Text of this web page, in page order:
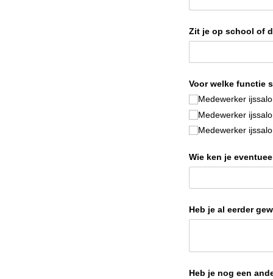
Zit je op school of
Voor welke functie
Medewerker
Medewerker
Medewerker
Wie ken je
Heb je al eerder
Heb je nog een